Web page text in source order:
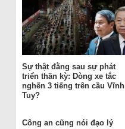
Sự thật đằng sau sự phát
triển thần kỳ: Dòng xe tắc
nghẽn 3 tiếng trên cầu Vĩnh
Tuy?
Công an cũng nói đạo lý